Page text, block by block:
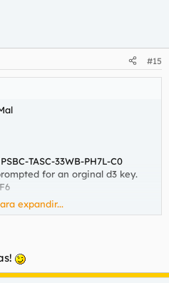
#15
TASC-33WB-PH7L-C0
for an orginal d3 key.
expandir...